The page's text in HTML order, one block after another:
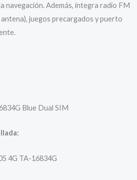
navegación. Además, integra radio FM
juegos precargados y puerto
Blue Dual SIM
4G TA-16834G